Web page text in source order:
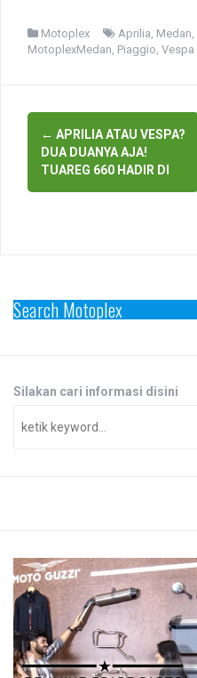
Motoplex Aprilia Medan
MotoplexMedan Piaggio Vespa
Post
navigation
← APRILIA ATAU VESPA?
DUA DUANYA AJA!
TUAREG 660 HADIR DI
Search Motoplex
Silakan cari informasi disini